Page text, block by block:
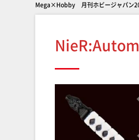
Mega×Hobby 月刊ホビージャパン